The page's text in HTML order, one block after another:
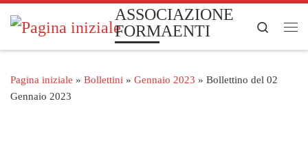
Passa al contenuto
ASSOCIAZIONE
FORMAENTI
Search
Pagina iniziale » Bollettini » Gennaio 2023 » Bollettino del 02
Gennaio 2023